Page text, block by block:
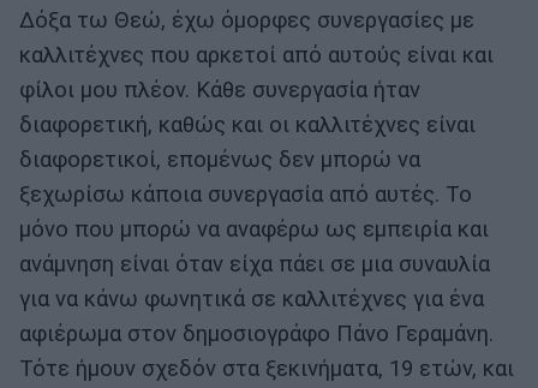
Δόξα τω Θεώ, έχω όμορφες συνεργασίες με
καλλιτέχνες που αρκετοί από αυτούς είναι και
φίλοι μου πλέον. Κάθε συνεργασία ήταν
διαφορετική, καθώς και οι καλλιτέχνες είναι
διαφορετικοί, επομένως δεν μπορώ να
ξεχωρίσω κάποια συνεργασία από αυτές. Το
μόνο που μπορώ να αναφέρω ως εμπειρία και
ανάμνηση είναι όταν είχα πάει σε μια συναυλία
για να κάνω φωνητικά σε καλλιτέχνες για ένα
αφιέρωμα στον δημοσιογράφο Πάνο Γεραμάνη.
Τότε ήμουν σχεδόν στα ξεκινήματα, 19 ετών, και